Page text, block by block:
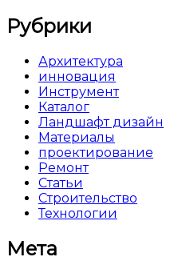
Рубрики
Архитектура
инновация
Инструмент
Каталог
Ландшафт дизайн
Материалы
проектирование
Ремонт
Статьи
Строительство
Технологии
Мета